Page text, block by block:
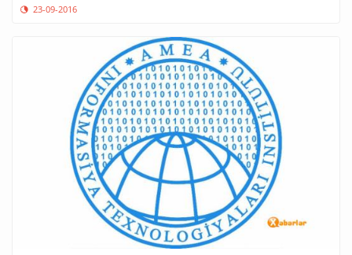
23-09-2016